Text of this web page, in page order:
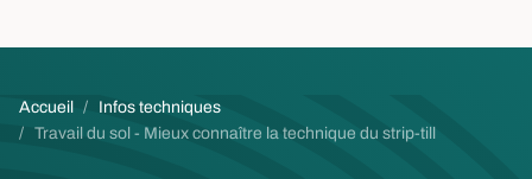
Fil d'Ariane
Accueil
Infos techniques
Travail du sol - Mieux connaître la technique du strip-till